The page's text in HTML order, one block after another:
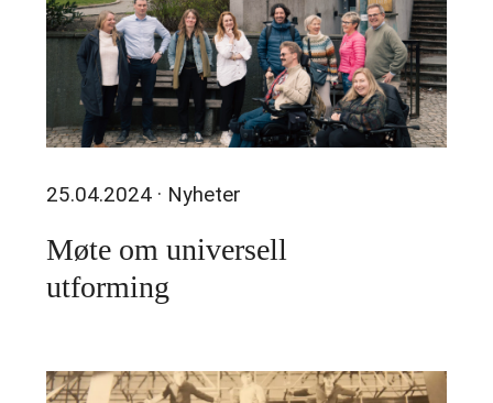
25.04.2024 · Nyheter
Møte om universell
utforming